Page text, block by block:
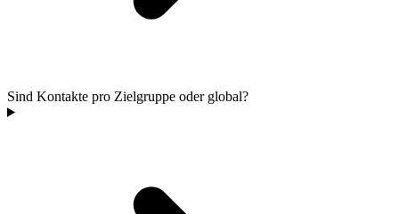
Sind Kontakte pro Zielgruppe oder global?